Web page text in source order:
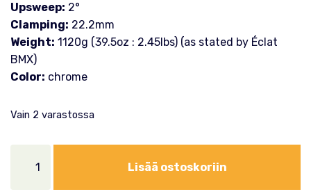
Upsweep: 2°
Clamping: 22.2mm
Weight: 1120g (39.5oz : 2.45lbs) (as stated by Éclat
BMX)
Color: chrome
Vain 2 varastossa
Lisää ostoskoriin